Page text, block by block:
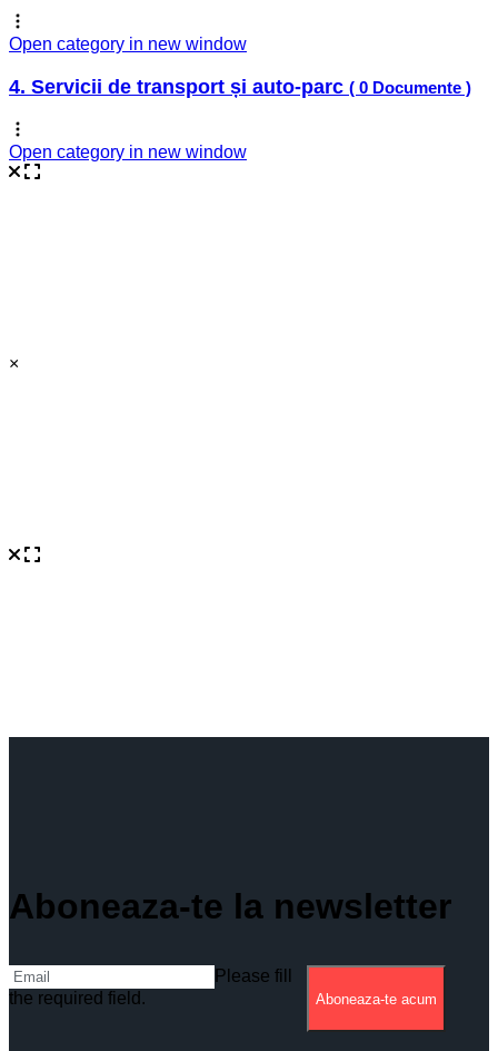
Open category in new window
4. Servicii de transport și auto-parc ( 0 Documente )
Open category in new window
×
Aboneaza-te la newsletter
Please fill
the required field.
Aboneaza-te acum